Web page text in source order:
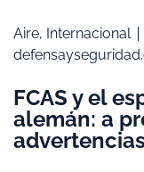
Aire, Internacional
FCAS y el
alemán: a